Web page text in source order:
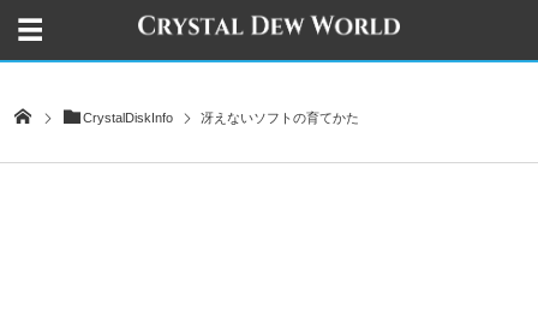
CrystalDiskInfo 冴えないソフトの育てかた